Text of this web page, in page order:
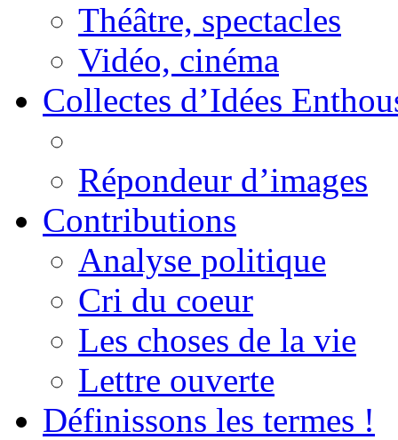
Théâtre, spectacles
Vidéo, cinéma
Collectes d’Idées
Répondeur d’images
Contributions
Analyse politique
Cri du coeur
Les choses de la vie
Lettre ouverte
Définissons les termes !